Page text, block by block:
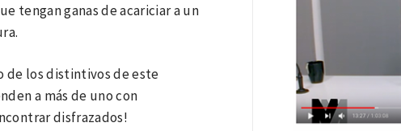
tengan ganas de acariciar a un
de los distintivos de este
a más de uno con
disfrazados!